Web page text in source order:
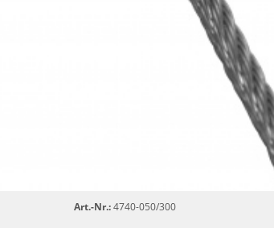
Art.-Nr.:4740-050/300